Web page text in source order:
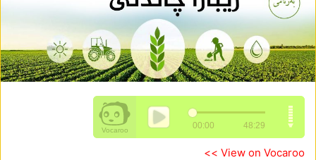
View on Vocaroo >>